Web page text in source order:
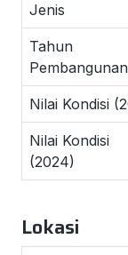
Jenis
Tahun
Pembangunan
Nilai Kondisi
Nilai Kondisi
(2024)
Lokasi